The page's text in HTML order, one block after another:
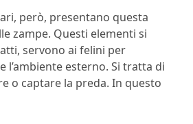
però, presentano questa
zampe. Questi elementi si
servono ai felini per
l’ambiente esterno. Si tratta di
o captare la preda. In questo